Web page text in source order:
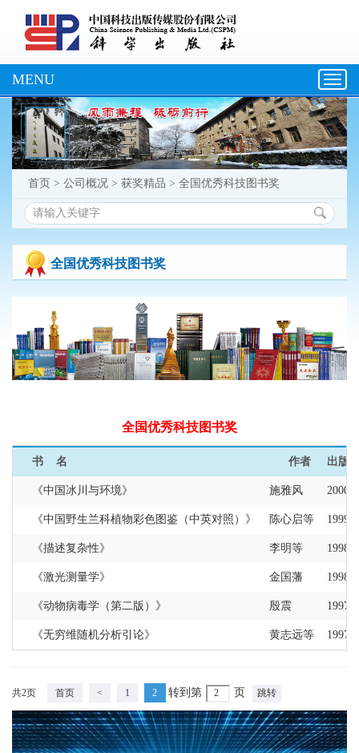
MENU
首页 > 公司概况 > 获奖精品 > 全国优秀科技图书奖
全国优秀科技图书奖
全国优秀科技图书奖
书 名 作者 出版
《中国冰川与环境》 施雅风 2000
《中国野生兰科植物彩色图鉴（中英对照）》 陈心启等 1999
《描述复杂性》 李明等 1998
《激光测量学》 金国藩 1998
《动物病毒学（第二版）》 殷震 1997
《无穷维随机分析引论》 黄志远等 1997
共2页 首页 < 1 2 转到第 页